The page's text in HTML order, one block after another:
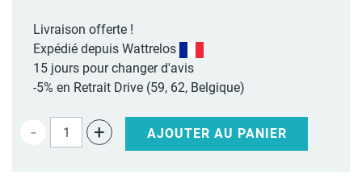
Livraison offerte !
Expédié depuis Wattrelos
15 jours pour changer d'avis
-5% en Retrait Drive (59, 62, Belgique)
- + AJOUTER AU PANIER